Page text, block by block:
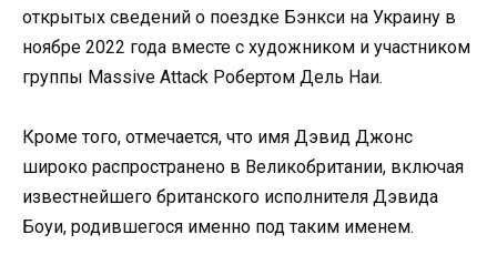
открытых сведений о поездке Бэнкси на Украину в
ноябре 2022 года вместе с художником и участником
группы Massive Attack Робертом Дель Наи.
Кроме того, отмечается, что имя Дэвид Джонс
широко распространено в Великобритании, включая
известнейшего британского исполнителя Дэвида
Боуи, родившегося именно под таким именем.